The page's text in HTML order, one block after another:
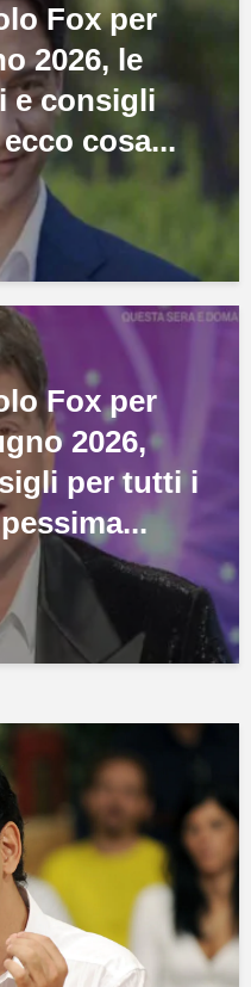
Fox per
2026, le
e consigli
cosa...
Fox per
2026,
per tutti i